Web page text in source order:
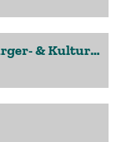
Jahresabschlussfeier des Bürger- & Kulturvereins BL